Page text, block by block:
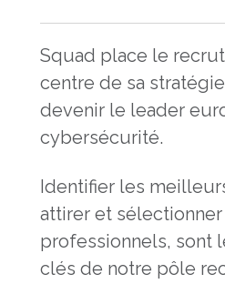
Squad place le
centre de sa
devenir le leader
cybersécurité.
Identifier les
attirer et
professionnels, sont
clés de notre pôle